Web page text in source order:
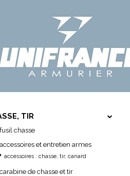
TIR
fusil chasse
accessoires et entretien armes
accessoires : chasse, tir, canard
carabine de chasse et tir